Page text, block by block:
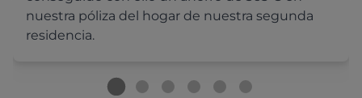
nuestra póliza del hogar de nuestra segunda
residencia.